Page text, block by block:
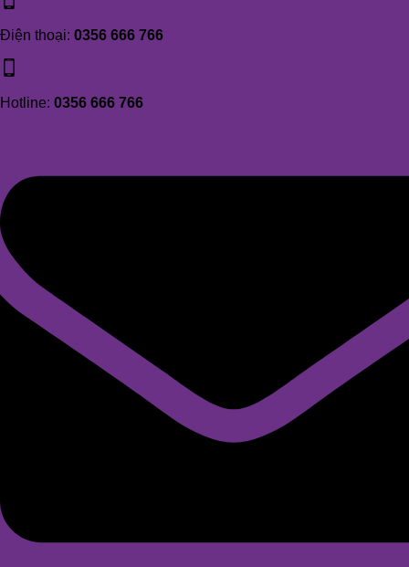
Điện thoại: 0356 666 766
Hotline: 0356 666 766